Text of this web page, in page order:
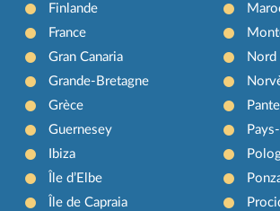
Finlande
France
Gran Canaria
Grande-Bretagne
Grèce
Guernesey
Ibiza
Île d’Elbe
Île de Capraia
Nord